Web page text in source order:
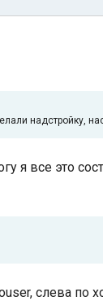
надстройку,
я все это
слева